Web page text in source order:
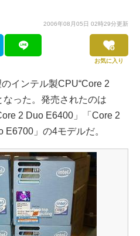
2006年08月05日 02時29分更新
お気に入り
インテル製CPU“Core 2
なった。発売されたのは
2 Duo E6400」「Core 2
」の4モデルだ。